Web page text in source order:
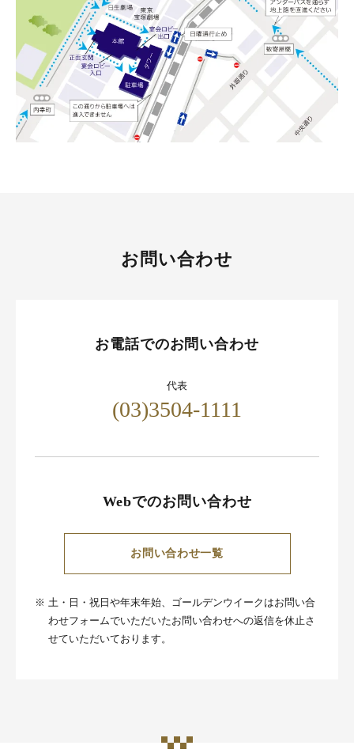
お問い合わせ
お電話でのお問い合わせ
代表
(03)3504-1111
Webでのお問い合わせ
お問い合わせ一覧
※ 土・日・祝日や年末年始、ゴールデンウイークはお問い合
わせフォームでいただいたお問い合わせへの返信を休止さ
せていただいております。